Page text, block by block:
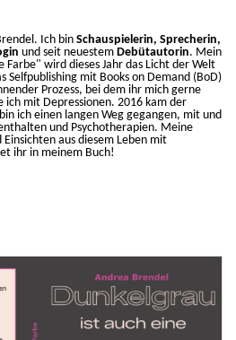
Ich bin Schauspielerin, Sprecherin,
und seit neuestem Debütautorin. Mein
Farbe" wird dieses Jahr das Licht der Welt
Selfpublishing mit Books on Demand (BoD)
Prozess, bei dem ihr mich gerne
ich mit Depressionen. 2016 kam der
ich einen langen Weg gegangen, mit und
und Psychotherapien. Meine
aus diesem Leben mit
ihr in meinem Buch!